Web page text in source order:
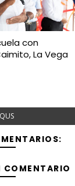
con
La Vega
COMENTARIO